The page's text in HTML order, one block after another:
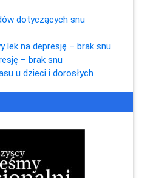
dotyczących snu
lek na depresję – brak snu
– brak snu
u dzieci i dorosłych